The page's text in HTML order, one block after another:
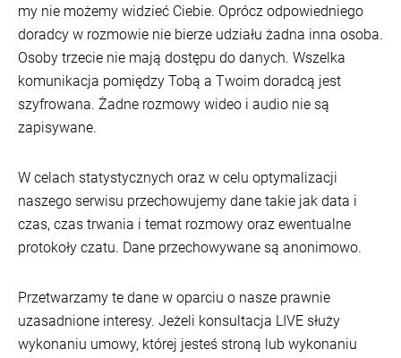
my nie możemy widzieć Ciebie. Oprócz odpowiedniego
doradcy w rozmowie nie bierze udziału żadna inna osoba.
Osoby trzecie nie mają dostępu do danych. Wszelka
komunikacja pomiędzy Tobą a Twoim doradcą jest
szyfrowana. Żadne rozmowy wideo i audio nie są
zapisywane.
W celach statystycznych oraz w celu optymalizacji
naszego serwisu przechowujemy dane takie jak data i
czas, czas trwania i temat rozmowy oraz ewentualne
protokoły czatu. Dane przechowywane są anonimowo.
Przetwarzamy te dane w oparciu o nasze prawnie
uzasadnione interesy. Jeżeli konsultacja LIVE służy
wykonaniu umowy, której jesteś stroną lub wykonaniu